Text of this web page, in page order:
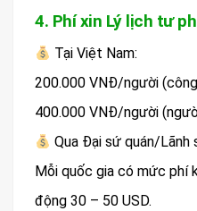
4. Phí xin Lý lịch tư
Tại Việt Nam:
200.000 VNĐ/người
400.000 VNĐ/người
Qua Đại sứ quán/Lãnh
Mỗi quốc gia có mức phí
động 30 – 50 USD.